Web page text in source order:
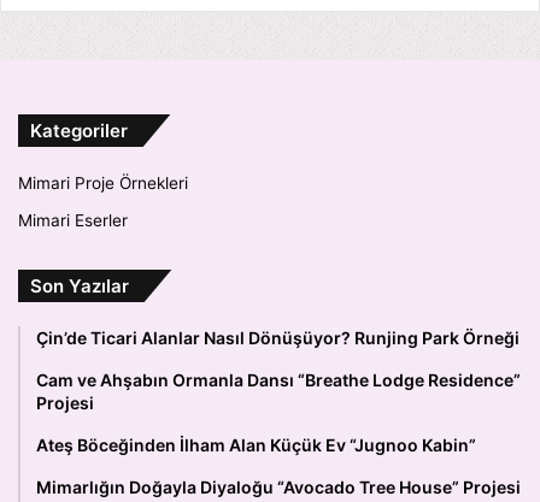
Kategoriler
Mimari Proje Örnekleri
Mimari Eserler
Son Yazılar
Çin’de Ticari Alanlar Nasıl Dönüşüyor? Runjing Park Örneği
Cam ve Ahşabın Ormanla Dansı “Breathe Lodge Residence”
Projesi
Ateş Böceğinden İlham Alan Küçük Ev “Jugnoo Kabin”
Mimarlığın Doğayla Diyaloğu “Avocado Tree House” Projesi